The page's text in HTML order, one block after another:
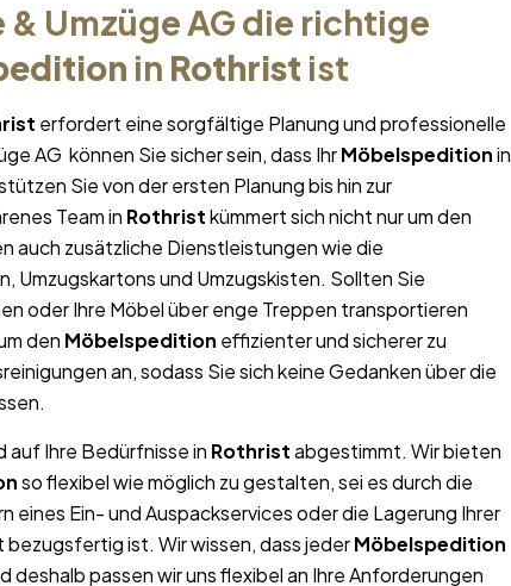
Umzüge AG die richtige
in Rothrist ist
erfordert eine sorgfältige Planung und professionelle
AG können Sie sicher sein, dass IhrMöbelspeditionin
Sie von der ersten Planung bis hin zur
Team in Rothristkümmert sich nicht nur um den
auch zusätzliche Dienstleistungen wie die
Umzugskartons und Umzugskisten. Sollten Sie
oder Ihre Möbel über enge Treppen transportieren
den Möbelspedition effizienter und sicherer zu
an, sodass Sie sich keine Gedanken über die
auf Ihre Bedürfnisse in Rothristabgestimmt. Wir bieten
so flexibel wie möglich zu gestalten, sei es durch die
eines Ein- und Auspackservices oder die Lagerung Ihrer
bezugsfertig ist. Wir wissen, dass jederMöbelspedition
passen wir uns flexibel an Ihre Anforderungen